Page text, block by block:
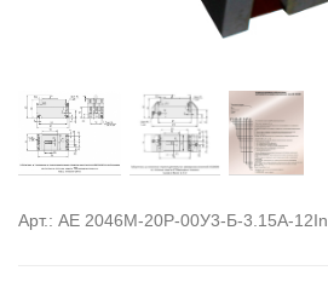
Арт.: АЕ 2046М-20Р-00У3-Б-3.15А-12In